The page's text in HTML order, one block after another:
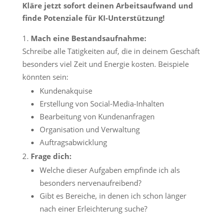
Kläre jetzt sofort deinen Arbeitsaufwand und
finde Potenziale für KI-Unterstützung!
Mach eine Bestandsaufnahme:
Schreibe alle Tätigkeiten auf, die in deinem Geschäft
besonders viel Zeit und Energie kosten. Beispiele
könnten sein:
Kundenakquise
Erstellung von Social-Media-Inhalten
Bearbeitung von Kundenanfragen
Organisation und Verwaltung
Auftragsabwicklung
Frage dich:
Welche dieser Aufgaben empfinde ich als
besonders nervenaufreibend?
Gibt es Bereiche, in denen ich schon länger
nach einer Erleichterung suche?